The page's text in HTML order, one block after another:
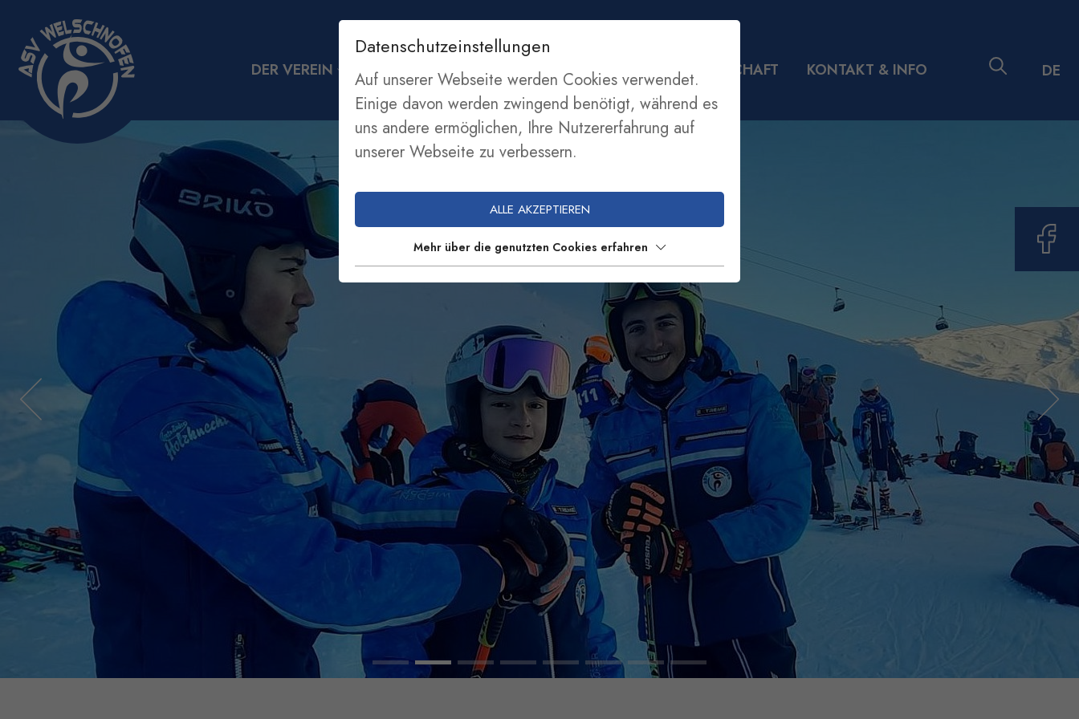
Datenschutzeinstellungen
Auf unserer Webseite werden Cookies verwendet.
Einige davon werden zwingend benötigt, während es
uns andere ermöglichen, Ihre Nutzererfahrung auf
unserer Webseite zu verbessern.
ALLE AKZEPTIEREN
Mehr über die genutzten Cookies erfahren
DER VEREIN SEKTIONEN NEWS SPONSOREN MITGLIEDSCHAFT KONTAKT & INFO DE